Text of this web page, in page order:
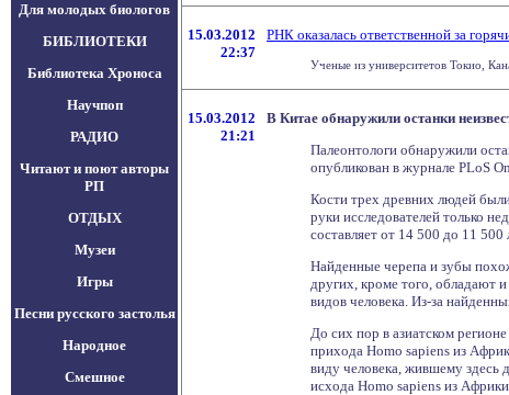
Для молодых биологов
БИБЛИОТЕКИ
Библиотека Хроноса
Научпоп
РАДИО
Читают и поют авторы
РП
ОТДЫХ
Музеи
Игры
Песни русского застолья
Народное
Смешное
15.03.2012
22:37
РНК оказалась ответственной за
Ученые из университетов Токио,
15.03.2012
21:21
В Китае обнаружили останки
Палеонтологи обнаружили
опубликован в журнале PLoS
Кости трех древних людей
руки исследователей только
составляет от 14 500 до 11
Найденные черепа и зубы
других, кроме того, обладают
видов человека. Из-за
До сих пор в азиатском
прихода Homo sapiens из
виду человека, жившему здесь
исхода Homo sapiens из